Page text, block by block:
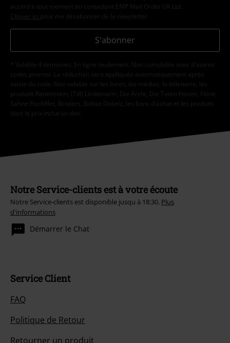
accord à tout moment en contactant EMP Mail Order UK Ltd.
Cliquer ici pour me désabonner de la newsletter.
S'abonner
* Valable 4 semaines. En ligne seulement. Non cumulable avec d'autres
codes promos. La réduction sera appliquée automatiquement après
saisie du code. Non valable sur les livres, les médias, la billetterie, les
produits Rammstein, (Till) Lindemann, Die Ärzte, Die Toten Hosen, Feine
Sahne Fischfilet, Broilers, Böhse Onkelz, les bons d'achat et les produits
dont le prix inclut un don.
Notre Service-clients est à votre écoute
Notre Service-clients est disponible jusqu à 18:30. Plus
d'informations
Démarrer le Chat
Service Client
FAQ
Politique de Retour
Retourner un produit